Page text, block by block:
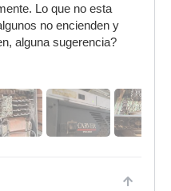
Lo que no esta
no encienden y
alguna sugerencia?